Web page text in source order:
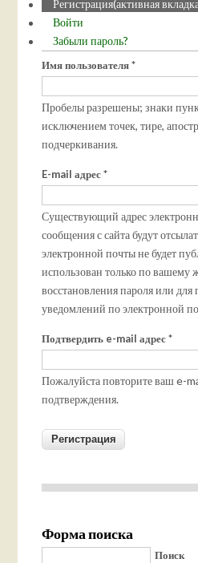
Регистрация(активная
Войти
Забыли пароль?
Имя пользователя*
Пробелы разрешены; знаки
исключением точек, тире,
подчеркивания.
E-mail адрес*
Существующий адрес
сообщения с сайта будут
электронной почты не будет
использован только по вашему
восстановления пароля или для
уведомлений по электронной
Подтвердить e-mail адрес*
Пожалуйста повторите ваш e-
подтверждения.
Форма поиска
Поиск